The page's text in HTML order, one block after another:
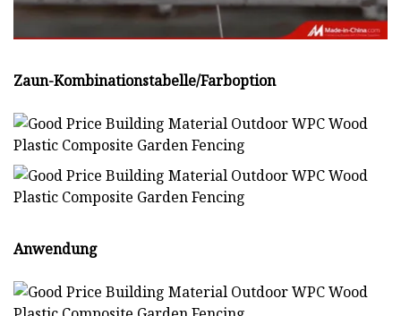
Zaun-Kombinationstabelle/Farboption
Anwendung